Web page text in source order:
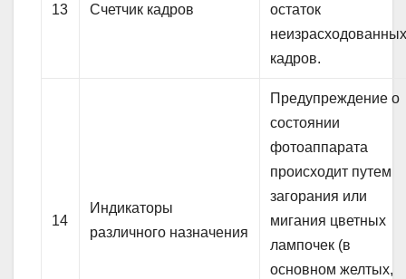
13 Счетчик кадров
остаток
кадров.
14
Индикаторы
различного назначения
Предупреждение о
состоянии
фотоаппарата
происходит путем
загорания или
мигания цветных
лампочек (в
основном желтых,